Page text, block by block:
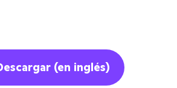
(en inglés)